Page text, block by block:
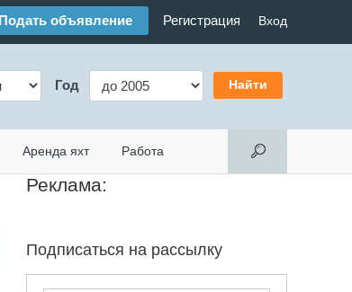
Подать объявление Регистрация Вход
Год
Аренда яхт Работа
Реклама:
Подписаться на рассылку